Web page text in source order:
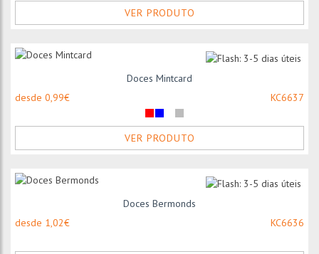
VER PRODUTO
Doces Mintcard
desde 0,99€
KC6637
VER PRODUTO
Doces Bermonds
desde 1,02€
KC6636